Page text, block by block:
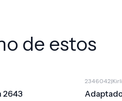
de estos
2643
2346042|